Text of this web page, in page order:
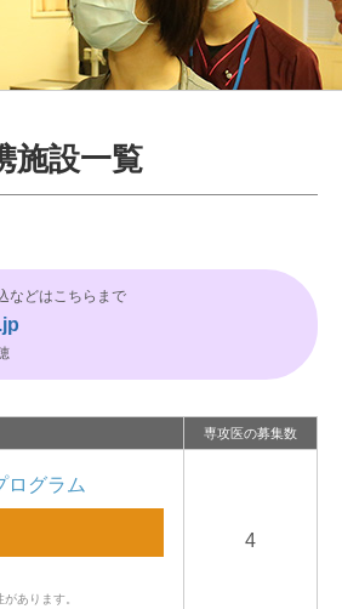
施設一覧
などはこちらまで
専攻医の募集数
グラム
あります。
4